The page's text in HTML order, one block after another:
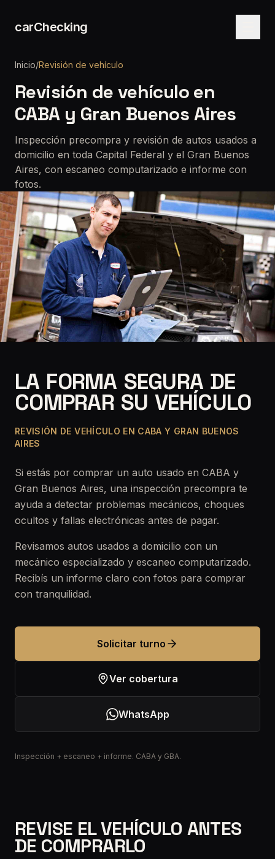
carChecking
Inicio/Revisión de vehículo
Revisión de vehículo en
CABA y Gran Buenos Aires
Inspección precompra y revisión de autos usados a
domicilio en toda Capital Federal y el Gran Buenos
Aires, con escaneo computarizado e informe con
fotos.
LA FORMA SEGURA DE
COMPRAR SU VEHÍCULO
REVISIÓN DE VEHÍCULO EN CABA Y GRAN BUENOS
AIRES
Si estás por comprar un auto usado en CABA y
Gran Buenos Aires, una inspección precompra te
ayuda a detectar problemas mecánicos, choques
ocultos y fallas electrónicas antes de pagar.
Revisamos autos usados a domicilio con un
mecánico especializado y escaneo computarizado.
Recibís un informe claro con fotos para comprar
con tranquilidad.
Solicitar turno
Ver cobertura
WhatsApp
Inspección + escaneo + informe. CABA y GBA.
REVISE EL VEHÍCULO ANTES
DE COMPRARLO